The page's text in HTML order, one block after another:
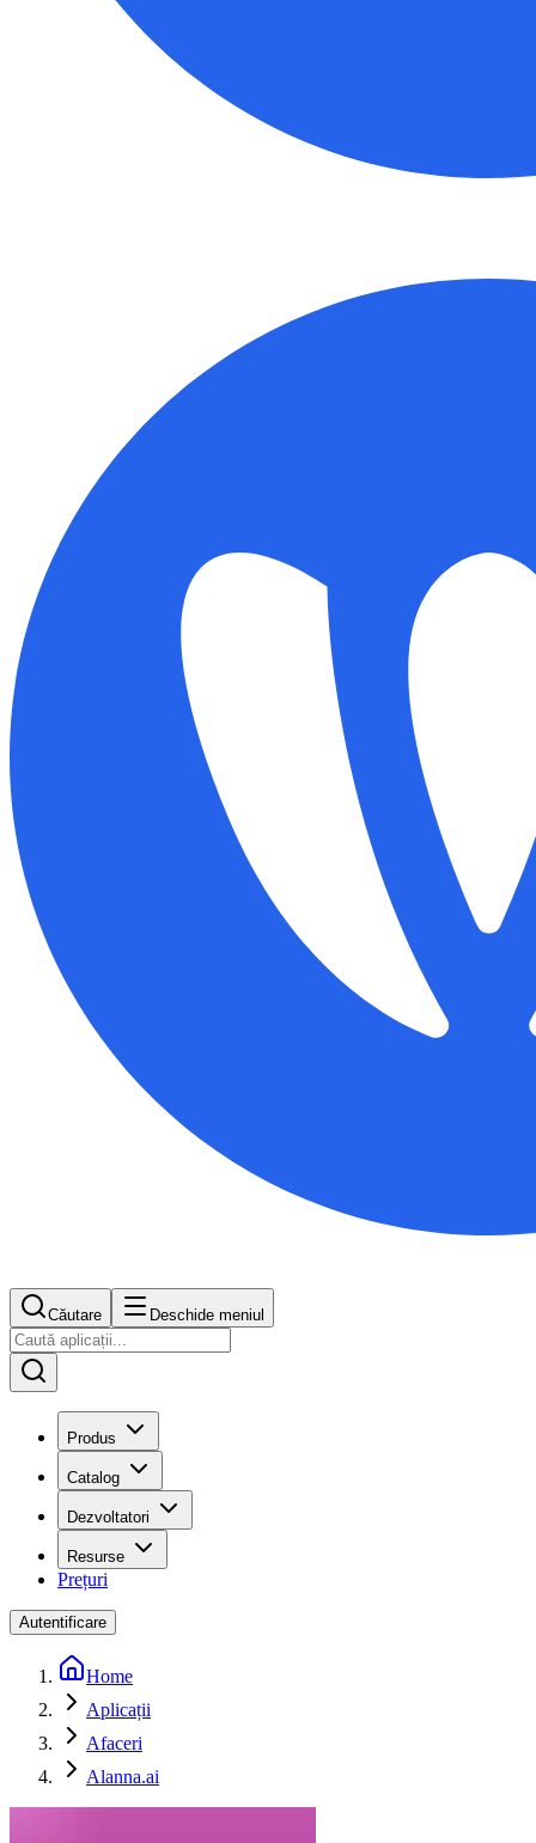
Căutare Deschide meniul
Produs
Catalog
Dezvoltatori
Resurse
Prețuri
Autentificare
Home
Aplicații
Afaceri
Alanna.ai